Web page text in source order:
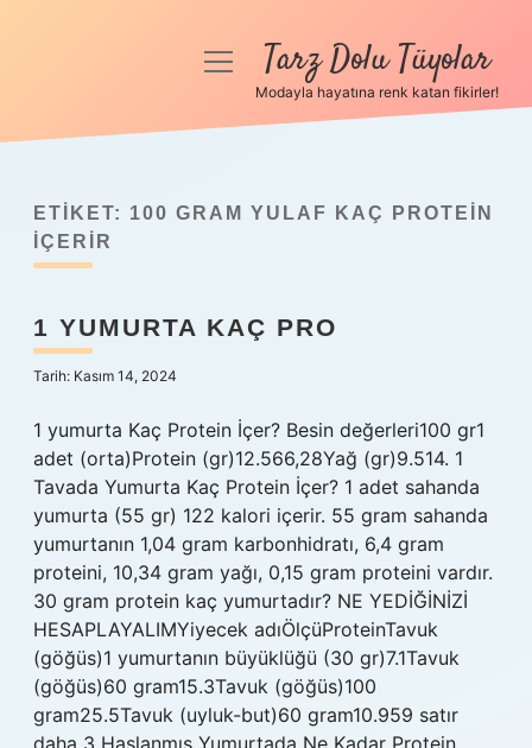
Anasayfa
Yasal Uyarı
menüyüTarz Dolu Tüyolar
Modayla hayatına renk katan fikirler!
ETIKET: 100 GRAM YULAF KAÇ PROTEIN
IÇERIR
1 YUMURTA KAÇ PRO
Tarih: Kasım 14, 2024
1 yumurta Kaç Protein İçer? Besin değerleri100 gr1
adet (orta)Protein (gr)12.566,28Yağ (gr)9.514. 1
Tavada Yumurta Kaç Protein İçer? 1 adet sahanda
yumurta (55 gr) 122 kalori içerir. 55 gram sahanda
yumurtanın 1,04 gram karbonhidratı, 6,4 gram
proteini, 10,34 gram yağı, 0,15 gram proteini vardır.
30 gram protein kaç yumurtadır? NE YEDİĞİNİZİ
HESAPLAYALIMYiyecek adıÖlçüProteinTavuk
(göğüs)1 yumurtanın büyüklüğü (30 gr)7.1Tavuk
(göğüs)60 gram15.3Tavuk (göğüs)100
gram25.5Tavuk (uyluk-but)60 gram10.959 satır
daha 3 Haşlanmış Yumurtada Ne Kadar Protein